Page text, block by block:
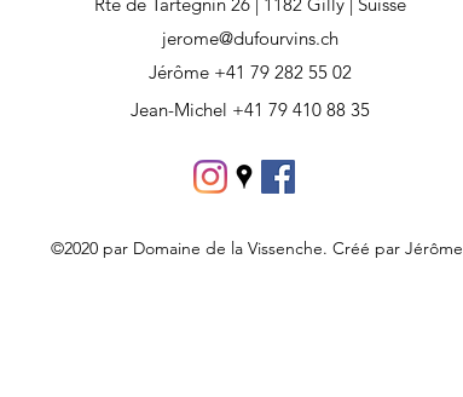
jerome@dufourvins.ch
Jérôme +41 79 282 55 02
Jean-Michel +41 79 410 88 35
©2020 par Domaine de la Vissenche. Créé par Jérôme